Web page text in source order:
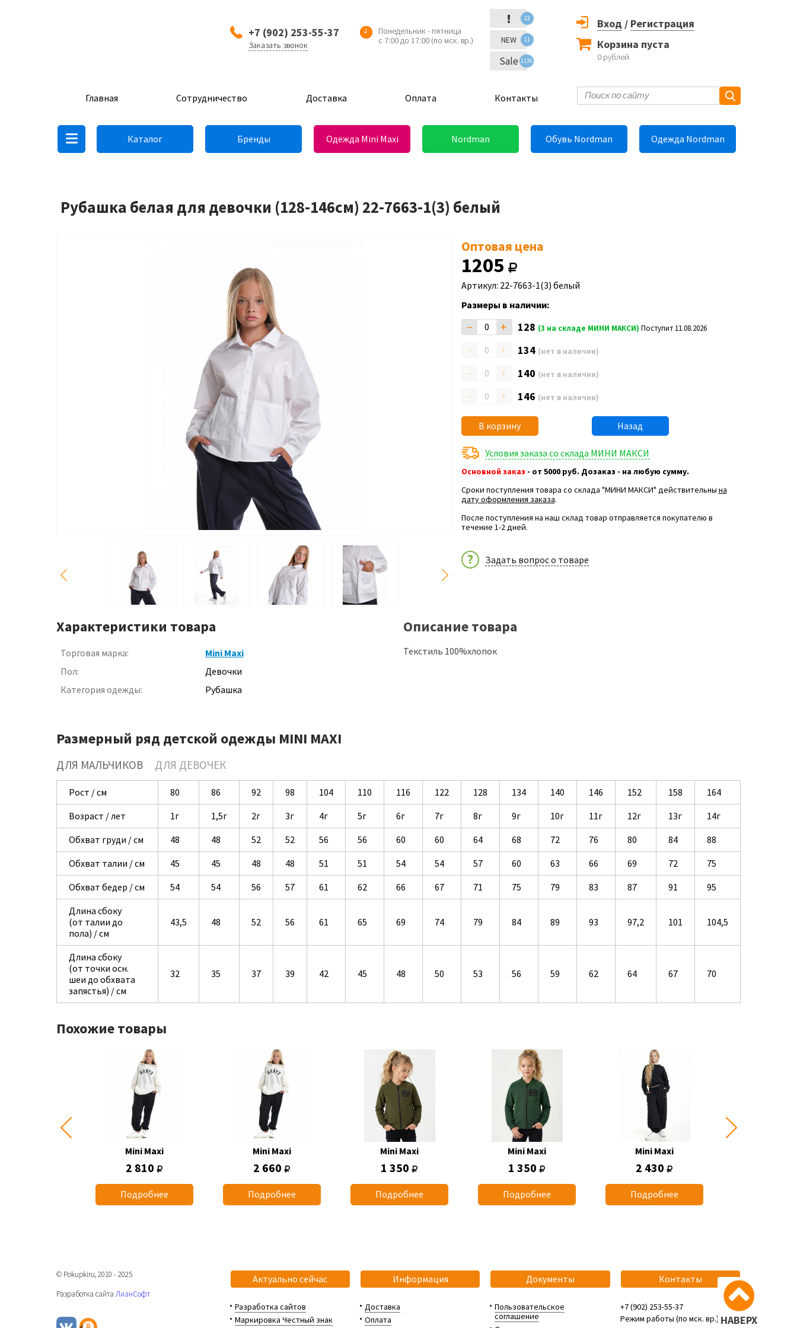
+7 (902) 253-55-37
Заказать звонок
Понедельник - пятница
с 7:00 до 17:00 (по мск. вр.)
! 23
NEW 11
Sale 1136
Вход / Регистрация
Корзина пуста
0 рублей
Главная Сотрудничество Доставка Оплата Контакты
Каталог Бренды Одежда Mini Maxi Nordman Обувь Nordman Одежда Nordman
Рубашка белая для девочки (128-146см) 22-7663-1(3) белый
Оптовая цена
1205
Артикул: 22-7663-1(3) белый
Размеры в наличии:
– + 128 (3 на складе МИНИ МАКСИ) Поступит 11.08.2026
– + 134 (нет в наличии)
– + 140 (нет в наличии)
– + 146 (нет в наличии)
В корзину Назад
Условия заказа со склада МИНИ МАКСИ
Основной заказ - от 5000 руб. Дозаказ - на любую сумму.
Сроки поступления товара со склада "МИНИ МАКСИ" действительны на
дату оформления заказа.
После поступления на наш склад товар отправляется покупателю в
течение 1-2 дней.
Задать вопрос о товаре
Характеристики товара
Торговая марка:
Mini Maxi
Пол:
Девочки
Категория одежды:
Рубашка
Описание товара
Текстиль 100%хлопок
Размерный ряд детской одежды MINI MAXI
ДЛЯ МАЛЬЧИКОВ ДЛЯ ДЕВОЧЕК
Рост / см 80 86 92 98 104 110 116 122 128 134 140 146 152 158
164
Возраст / лет
1г 1,5г 2г 3г 4г 5г 6г 7г 8г 9г 10г 11г 12г 13г
14г
Обхват груди / см
48 48 52 52 56 56 60 60 64 68 72 76 80 84
88
Обхват талии / см
45 45 48 48 51 51 54 54 57 60 63 66 69 72
75
Обхват бедер / см
54 54 56 57 61 62 66 67 71 75 79 83 87 91
95
Длина сбоку
(от талии до
пола) / см
43,5 48 52 56 61 65 69 74 79 84 89 93 97,2 101 104,5
Длина сбоку
(от точки осн.
шеи до обхвата
запястья) / см
32 35 37 39 42 45 48 50 53 56 59 62 64 67 70
Похожие товары
Mini Maxi
2 810
Подробнее
Mini Maxi
2 660
Подробнее
Mini Maxi
1 350
Подробнее
Mini Maxi
1 350
Подробнее
Mini Maxi
2 430
Подробнее
НАВЕРХ
Актуально сейчас
Разработка сайтов
Маркировка Честный знак
Информация
Доставка
Оплата
Документы
Пользовательское
соглашение
Контакты
+7 (902) 253-55-37
Режим работы (по мск. вр.):
© Pokupkiru, 2010 - 2025
Разработка сайта ЛианСофт